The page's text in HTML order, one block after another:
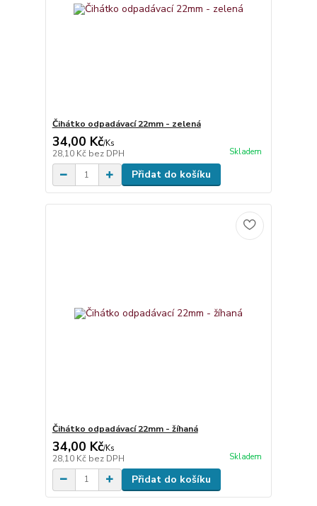
Čihátko odpadávací 22mm - zelená
34,00 Kč/Ks
28,10 Kč bez DPH Skladem
Přidat do košíku
Čihátko odpadávací 22mm - žíhaná
34,00 Kč/Ks
28,10 Kč bez DPH Skladem
Přidat do košíku